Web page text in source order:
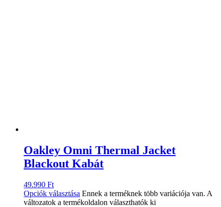
Oakley Omni Thermal Jacket
Blackout Kabát
49.990 Ft
Opciók választása Ennek a terméknek több variációja van. A
változatok a termékoldalon választhatók ki